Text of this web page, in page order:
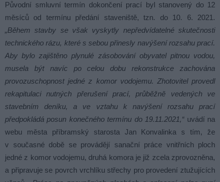
Původní smluvní termín dokončení prací byl stanovený do 12
měsíců od termínu předání staveniště, tzn. do 10. 6. 2021.
„Během stavby se však vyskytly nepředvídatelné skutečnosti
technického rázu, které s sebou přinesly navýšení rozsahu prací.
Aby bylo zajištěno plynulé zásobování obyvatel pitnou vodou,
musela být navíc po celou dobu rekonstrukce zachována
provozuschopnost jedné z komor vodojemu. Zhotovitel provedl
rekapitulaci nutných přerušení prací, průběžně vedených ve
stavebním deníku, a ve vztahu k navýšení rozsahu prací
předpokládá posun konečného termínu do 19.11.2021,“ uvádí na
webu města příbramský starosta Jan Konvalinka s tím, že
v současné době se provádějí sanační práce vnitřních ploch
jedné z komor vodojemu, druhá komora je již zcela zprovozněna,
a připravuje se povrch vrchlíku střechy pro provedení ztužujících